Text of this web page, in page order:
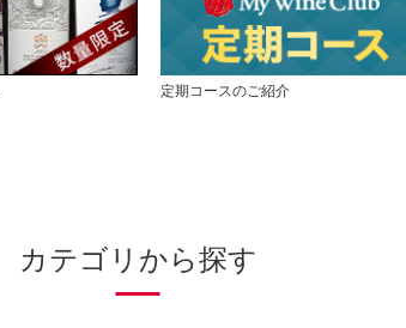
定期コースのご紹介
カテゴリから探す